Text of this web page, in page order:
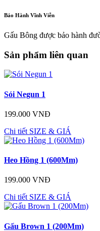
Bảo Hành Vĩnh Viễn
Gấu Bông được bảo hành
Sản phẩm liên quan
Sói Negun 1
199.000 VNĐ
Chi tiết SIZE & GIÁ
Heo Hồng 1 (600Mm)
199.000 VNĐ
Chi tiết SIZE & GIÁ
Gấu Brown 1 (200Mm)